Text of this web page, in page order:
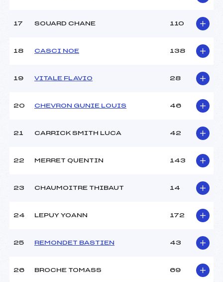
U10
17 SOUARD CHANE 110
18 CASCI NOE 138
19 VITALE FLAVIO 28
20 CHEVRON GUNIE LOUIS 46
21 CARRICK SMITH LUCA 42
22 MERRET QUENTIN 143
23 CHAUMOITRE THIBAUT 14
24 LEPUY YOANN 172
25 REMONDET BASTIEN 43
26 BROCHE TOMASS 69